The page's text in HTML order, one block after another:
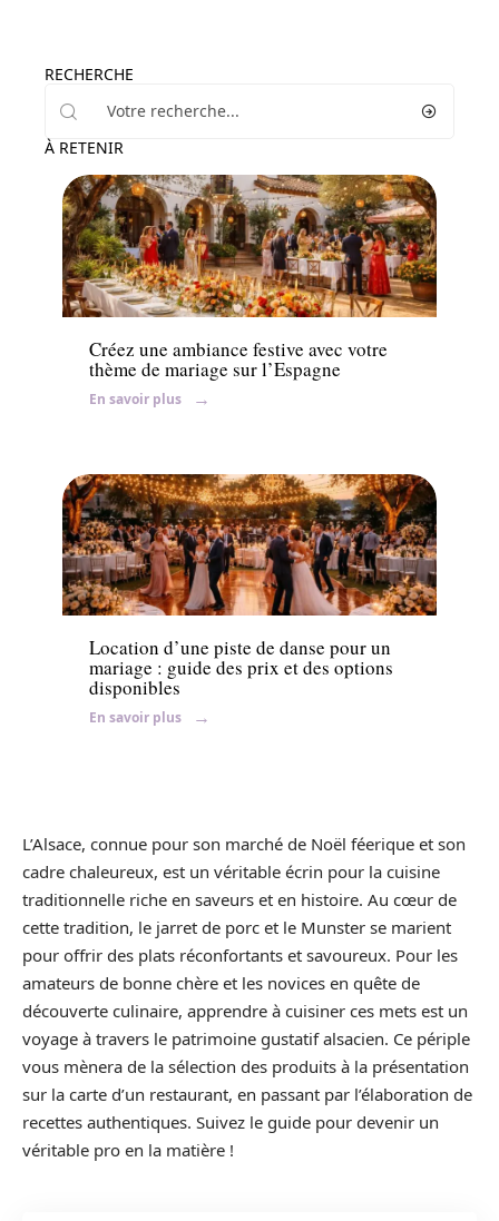
RECHERCHE
À RETENIR
Conseils
Créez une ambiance festive avec votre
thème de mariage sur l’Espagne
En savoir plus
Animation
Location d’une piste de danse pour un
mariage : guide des prix et des options
disponibles
En savoir plus
L’Alsace, connue pour son marché de Noël féerique et son
cadre chaleureux, est un véritable écrin pour la cuisine
traditionnelle riche en saveurs et en histoire. Au cœur de
cette tradition, le jarret de porc et le Munster se marient
pour offrir des plats réconfortants et savoureux. Pour les
amateurs de bonne chère et les novices en quête de
découverte culinaire, apprendre à cuisiner ces mets est un
voyage à travers le patrimoine gustatif alsacien. Ce périple
vous mènera de la sélection des produits à la présentation
sur la carte d’un restaurant, en passant par l’élaboration de
recettes authentiques. Suivez le guide pour devenir un
véritable pro en la matière !